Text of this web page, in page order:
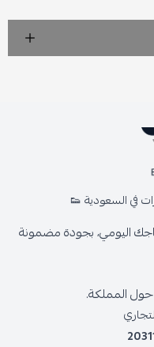
في السعودية 👟
اليومي، بجودة مضمونة